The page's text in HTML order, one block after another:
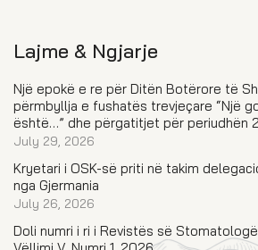
Lajme & Ngjarje
Një epokë e re për Ditën Botërore të
përmbyllja e fushatës trevjeçare “Një
është…” dhe përgatitjet për periudhën
July 29, 2026
Kryetari i OSK-së priti në takim
nga Gjermania
July 26, 2026
Doli numri i ri i Revistës së